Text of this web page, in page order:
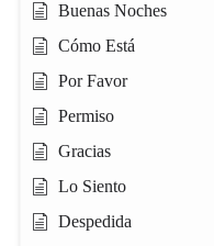
Buenas Noches
Cómo Está
Por Favor
Permiso
Gracias
Lo Siento
Despedida